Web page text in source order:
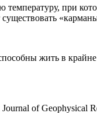
при
жить в
of Geophysical